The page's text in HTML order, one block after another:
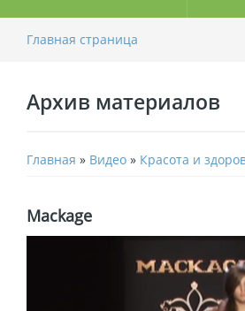
Главная страница
Архив материалов
Главная » Видео » Красота и
Mackage